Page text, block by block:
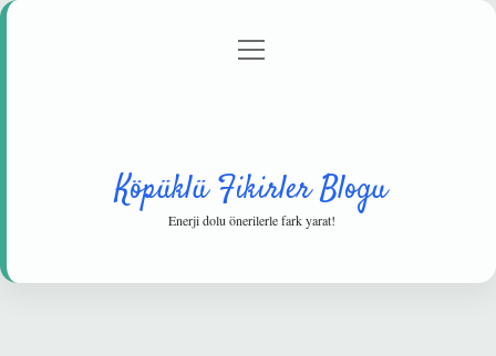
Gizlilik Politikası
menüyü
Köpüklü Fikirler Blogu
Enerji dolu önerilerle fark yarat!